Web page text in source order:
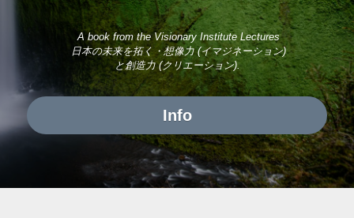
A book from the Visionary Institute Lectures
日本の未来を拓く・想像力 (イマジネーション)
と創造力 (クリエーション).
Info